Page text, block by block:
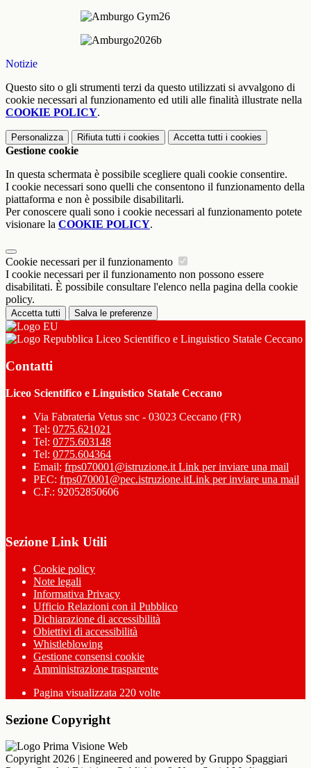
Notizie
Questo sito o gli strumenti terzi da questo utilizzati si avvalgono di
cookie necessari al funzionamento ed utili alle finalità illustrate nella
COOKIE POLICY.
Personalizza Rifiuta tutti i cookies Accetta tutti i cookies
Gestione cookie
In questa schermata è possibile scegliere quali cookie consentire.
I cookie necessari sono quelli che consentono il funzionamento della
piattaforma e non è possibile disabilitarli.
Per conoscere quali sono i cookie necessari al funzionamento potete
visionare la COOKIE POLICY.
Cookie necessari per il funzionamento
I cookie necessari per il funzionamento non possono essere
disabilitati. È possibile consultare l'elenco nella pagina della cookie
policy.
Accetta tutti Salva le preferenze
Liceo Scientifico e Linguistico Statale Ceccano
Contatti
Liceo Scientifico e Linguistico Statale Ceccano
Via Fabrateria Vetus snc - 03023 Ceccano (FR)
Tel: 0775.621021
Tel: 0775.603148
Tel: 0775.604364
Email: frps070001@istruzione.it Link per inviare una mail
PEC: frps070001@pec.istruzione.itLink per inviare una mail
C.F.: 92052850606
Sezione Link Utili
Cookie policy
Note legali
Informativa Privacy
Ufficio Relazioni con il Pubblico
Dichiarazione di accessibilità
Obiettivi di accessibilità
Whistleblowing
Gestione consensi cookie
Amministrazione trasparente
Pagina visualizzata 220 volte
Sezione Copyright
Copyright 2026 | Engineered and powered by Gruppo Spaggiari